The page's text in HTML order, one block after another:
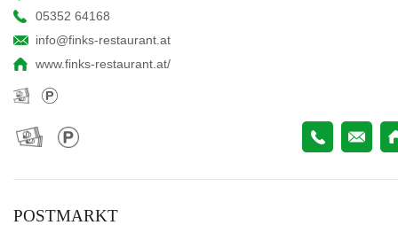
05352 64168
info@finks-restaurant.at
www.finks-restaurant.at/
POSTMARKT